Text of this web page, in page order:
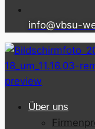
info@vbsu-
Über uns